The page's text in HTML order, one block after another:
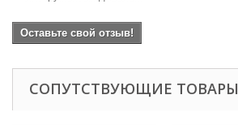
Оставьте свой отзыв!
СОПУТСТВУЮЩИЕ ТОВАРЫ